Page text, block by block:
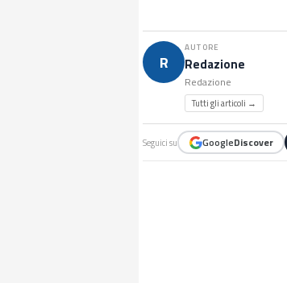
R
AUTORE
Redazione
Redazione
Tutti gli articoli →
Seguici su GoogleDiscover